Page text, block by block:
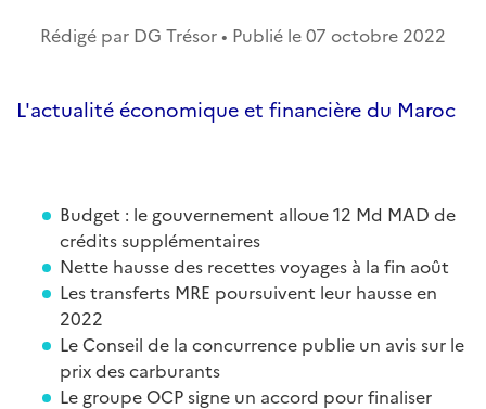
Rédigé par DG Trésor • Publié le07 octobre 2022
L'actualité économique et financière du Maroc
Budget : le gouvernement alloue 12 Md MAD de
crédits supplémentaires
Nette hausse des recettes voyages à la fin août
Les transferts MRE poursuivent leur hausse en
2022
Le Conseil de la concurrence publie un avis sur le
prix des carburants
Le groupe OCP signe un accord pour finaliser